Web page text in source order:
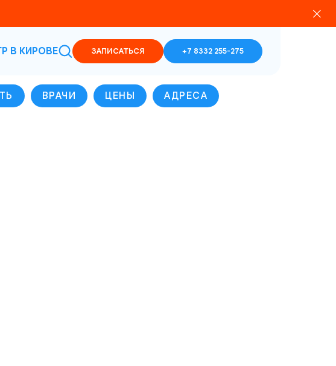
В КИРОВЕ ЗАПИСАТЬСЯ +7 8332 255-275
ВРАЧИ ЦЕНЫ АДРЕСА